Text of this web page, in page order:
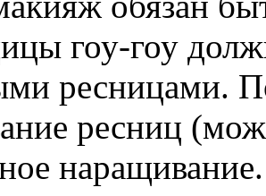
гоу-гоу
ресницами.
ресниц